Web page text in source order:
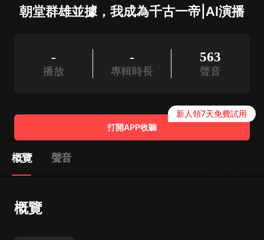
朝堂群雄並據，我成為千古一帝|AI演播
-
播放
-
專輯時長
563
聲音
打開APP收聽
新人領7天免費試用
概覽 聲音
概覽